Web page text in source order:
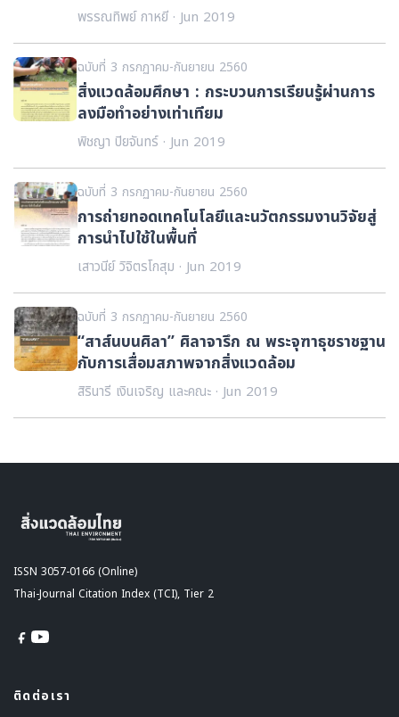
พรรณทิพย์ กาหยี · Jun 2019
ฉบับที่ 3 กรกฏาคม-กันยายน 2560
สิ่งแวดล้อมศึกษา : กระบวนการเรียนรู้ผ่านการ
ลงมือทำอย่างเท่าเทียม
พิชญา ปิยจันทร์ · Jun 2019
ฉบับที่ 3 กรกฏาคม-กันยายน 2560
การถ่ายทอดเทคโนโลยีและนวัตกรรมงานวิจัยสู่
การนำไปใช้ในพื้นที่
เสาวนีย์ วิจิตรโกสุม · Jun 2019
ฉบับที่ 3 กรกฏาคม-กันยายน 2560
“สาส์นบนศิลา” ศิลาจารึก ณ พระจุฑาธุชราชฐาน
กับการเสื่อมสภาพจากสิ่งแวดล้อม
สิรินารี เงินเจริญ และคณะ · Jun 2019
ISSN 3057-0166 (Online)
Thai-Journal Citation Index (TCI), Tier 2
ติดต่อเรา